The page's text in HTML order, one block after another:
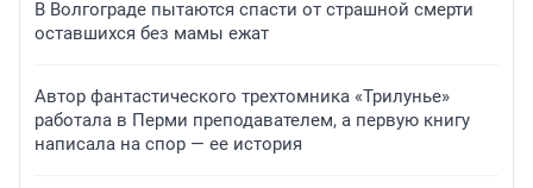
В Волгограде пытаются спасти от страшной смерти
оставшихся без мамы ежат
Автор фантастического трехтомника «Трилунье»
работала в Перми преподавателем, а первую книгу
написала на спор — ее история